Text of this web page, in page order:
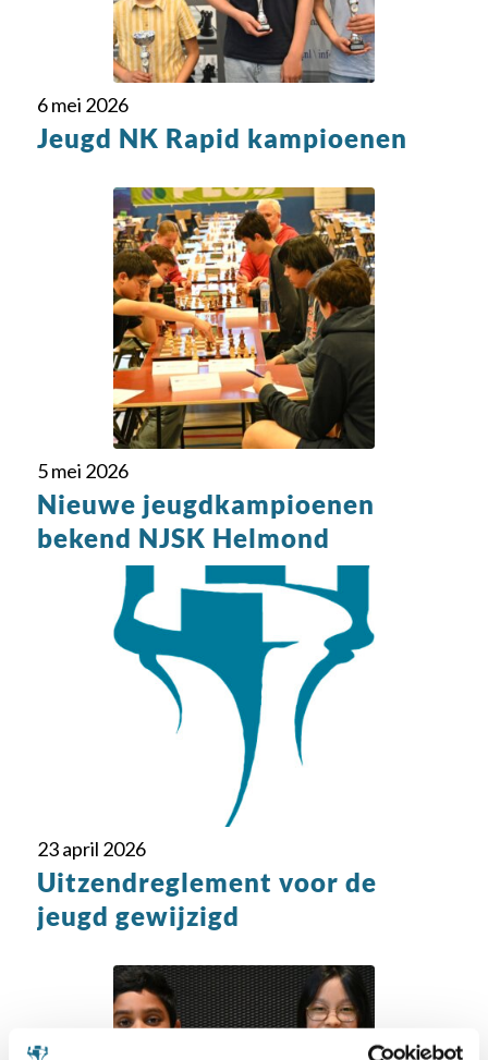
6 mei 2026
Jeugd NK Rapid kampioenen
5 mei 2026
Nieuwe jeugdkampioenen
bekend NJSK Helmond
23 april 2026
Uitzendreglement voor de
jeugd gewijzigd